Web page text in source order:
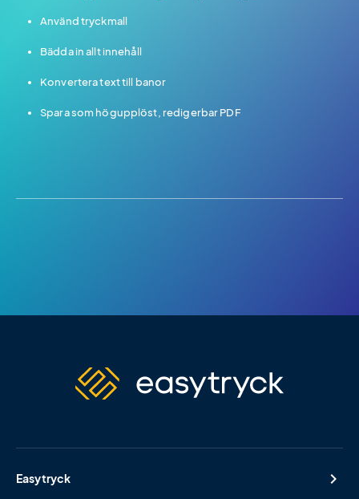
Använd tryckmall
Bädda in allt innehåll
Konvertera text till banor
Spara som högupplöst, redigerbar PDF
Easytryck